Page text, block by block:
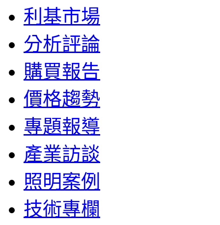
利基市場
分析評論
購買報告
價格趨勢
專題報導
產業訪談
照明案例
技術專欄